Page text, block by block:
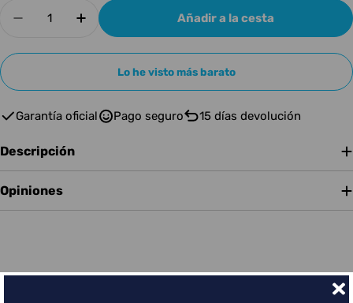
Disminuir cantidad para Electro Harmonix Hot
Aumentar cantidad para Electro
Añadir a la cesta
Lo he visto más barato
Garantía oficial Pago seguro 15 días devolución
Descripción
Opiniones